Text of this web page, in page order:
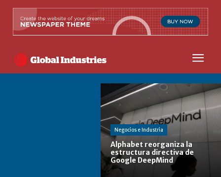
Negocios e Industria
Alphabet reorganiza la
estructura directiva de
Google DeepMind